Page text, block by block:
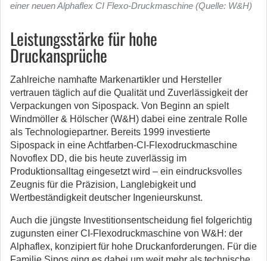
einer neuen Alphaflex CI Flexo-Druckmaschine (Quelle: W&H)
Leistungsstärke für hohe
Druckansprüche
Zahlreiche namhafte Markenartikler und Hersteller
vertrauen täglich auf die Qualität und Zuverlässigkeit der
Verpackungen von Sipospack. Von Beginn an spielt
Windmöller & Hölscher (W&H) dabei eine zentrale Rolle
als Technologiepartner. Bereits 1999 investierte
Sipospack in eine Achtfarben-CI-Flexodruckmaschine
Novoflex DD, die bis heute zuverlässig im
Produktionsalltag eingesetzt wird – ein eindrucksvolles
Zeugnis für die Präzision, Langlebigkeit und
Wertbeständigkeit deutscher Ingenieurskunst.
Auch die jüngste Investitionsentscheidung fiel folgerichtig
zugunsten einer CI-Flexodruckmaschine von W&H: der
Alphaflex, konzipiert für hohe Druckanforderungen. Für die